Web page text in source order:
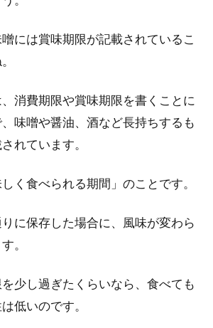
コクがあります。この話がメディアで取り上げ
沖縄定番の油味噌！ごはんやおにぎ
りの具におすすめの常備菜
一般的に味噌というと味噌汁や料理の味付けに
「油味噌」とい...
初夏が旬！青唐辛子を使った味噌の
簡単な作り方と保存方法
には賞味期限が記載されているこ
消費期限や賞味期限を書くことに
味噌や醤油、酒など長持ちするも
れています。
く食べられる期間」のことです。
に保存した場合に、風味が変わら
。
少し過ぎたくらいなら、食べても
低いのです。